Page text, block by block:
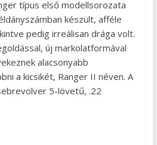
típus első modellsorozata
készült, afféle
pedig irreálisan drága volt.
új markolatformával
alacsonyabb
a kicsikét, Ranger II néven. A
5-lövetű, .22